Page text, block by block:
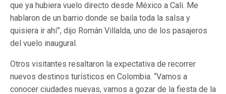
que ya hubiera vuelo directo desde México a Cali. Me
hablaron de un barrio donde se baila toda la salsa y
quisiera ir ahí”, dijo Román Villalda, uno de los pasajeros
del vuelo inaugural.
Otros visitantes resaltaron la expectativa de recorrer
nuevos destinos turísticos en Colombia. “Vamos a
conocer ciudades nuevas, vamos a gozar de la fiesta de la